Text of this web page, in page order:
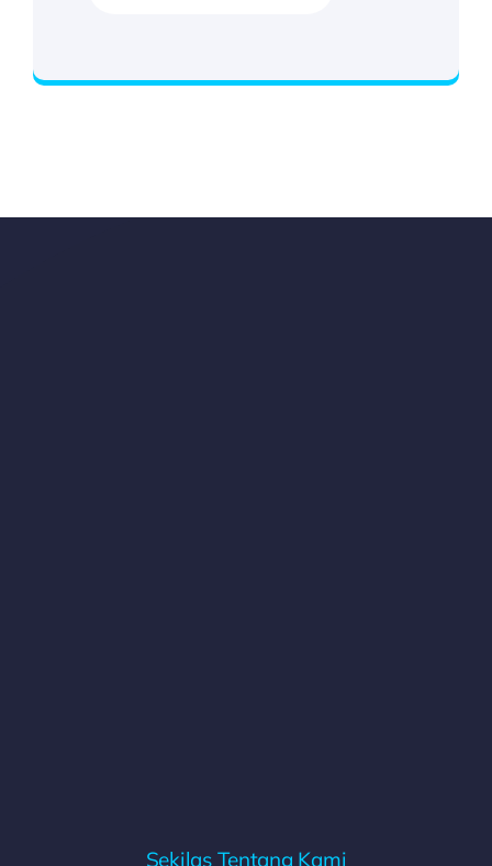
Sekilas Tentang Kami